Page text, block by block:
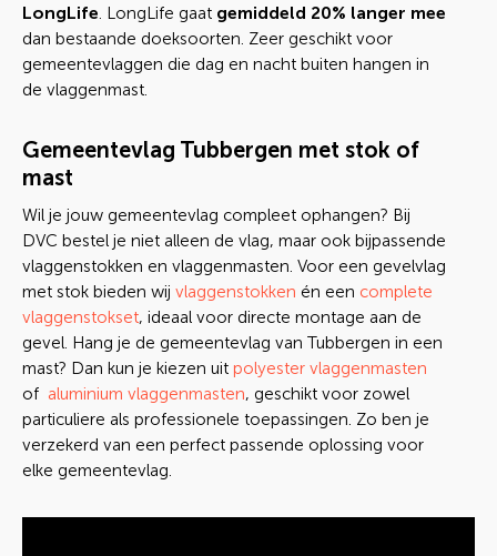
LongLife. LongLife gaat gemiddeld 20% langer mee
dan bestaande doeksoorten. Zeer geschikt voor
gemeentevlaggen die dag en nacht buiten hangen in
de vlaggenmast.
Gemeentevlag Tubbergen met stok of
mast
Wil je jouw gemeentevlag compleet ophangen? Bij
DVC bestel je niet alleen de vlag, maar ook bijpassende
vlaggenstokken en vlaggenmasten. Voor een gevelvlag
met stok bieden wij vlaggenstokken én een complete
vlaggenstokset, ideaal voor directe montage aan de
gevel. Hang je de gemeentevlag van Tubbergen in een
mast? Dan kun je kiezen uit polyester vlaggenmasten
of aluminium vlaggenmasten, geschikt voor zowel
particuliere als professionele toepassingen. Zo ben je
verzekerd van een perfect passende oplossing voor
elke gemeentevlag.